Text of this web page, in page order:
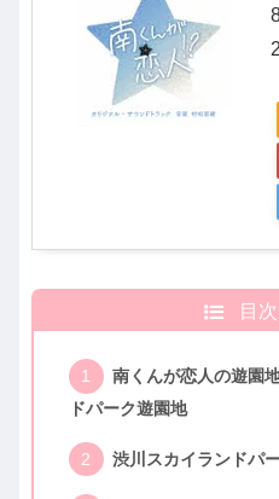
目次
南くんが恋人の遊園
ドパーク遊園地
渋川スカイランドパ